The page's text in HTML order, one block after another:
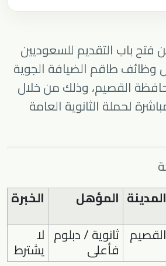
فتح باب التقديم للسعوديين
طاقم الضيافة الجوية
القصيم، وذلك من خلال
لحملة الثانوية العامة
المدينة المؤهل
الخبرة
القصيم ثانوية / دبلوم
فأعلى
لا
يشترط